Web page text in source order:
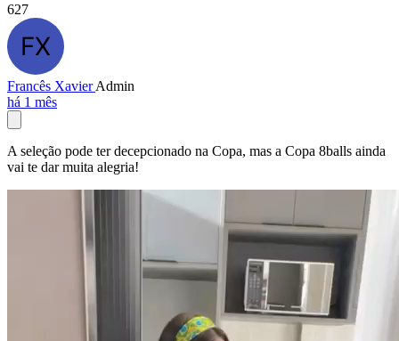
627
Francês XavierAdmin
há 1 mês
A seleção pode ter decepcionado na Copa, mas a Copa 8balls ainda
vai te dar muita alegria!